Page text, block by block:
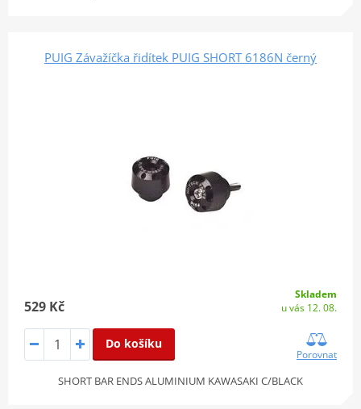
PUIG Závažíčka řidítek PUIG SHORT 6186N černý
529 Kč
Skladem
u vás 12. 08.
Do košíku
Porovnat
SHORT BAR ENDS ALUMINIUM KAWASAKI C/BLACK